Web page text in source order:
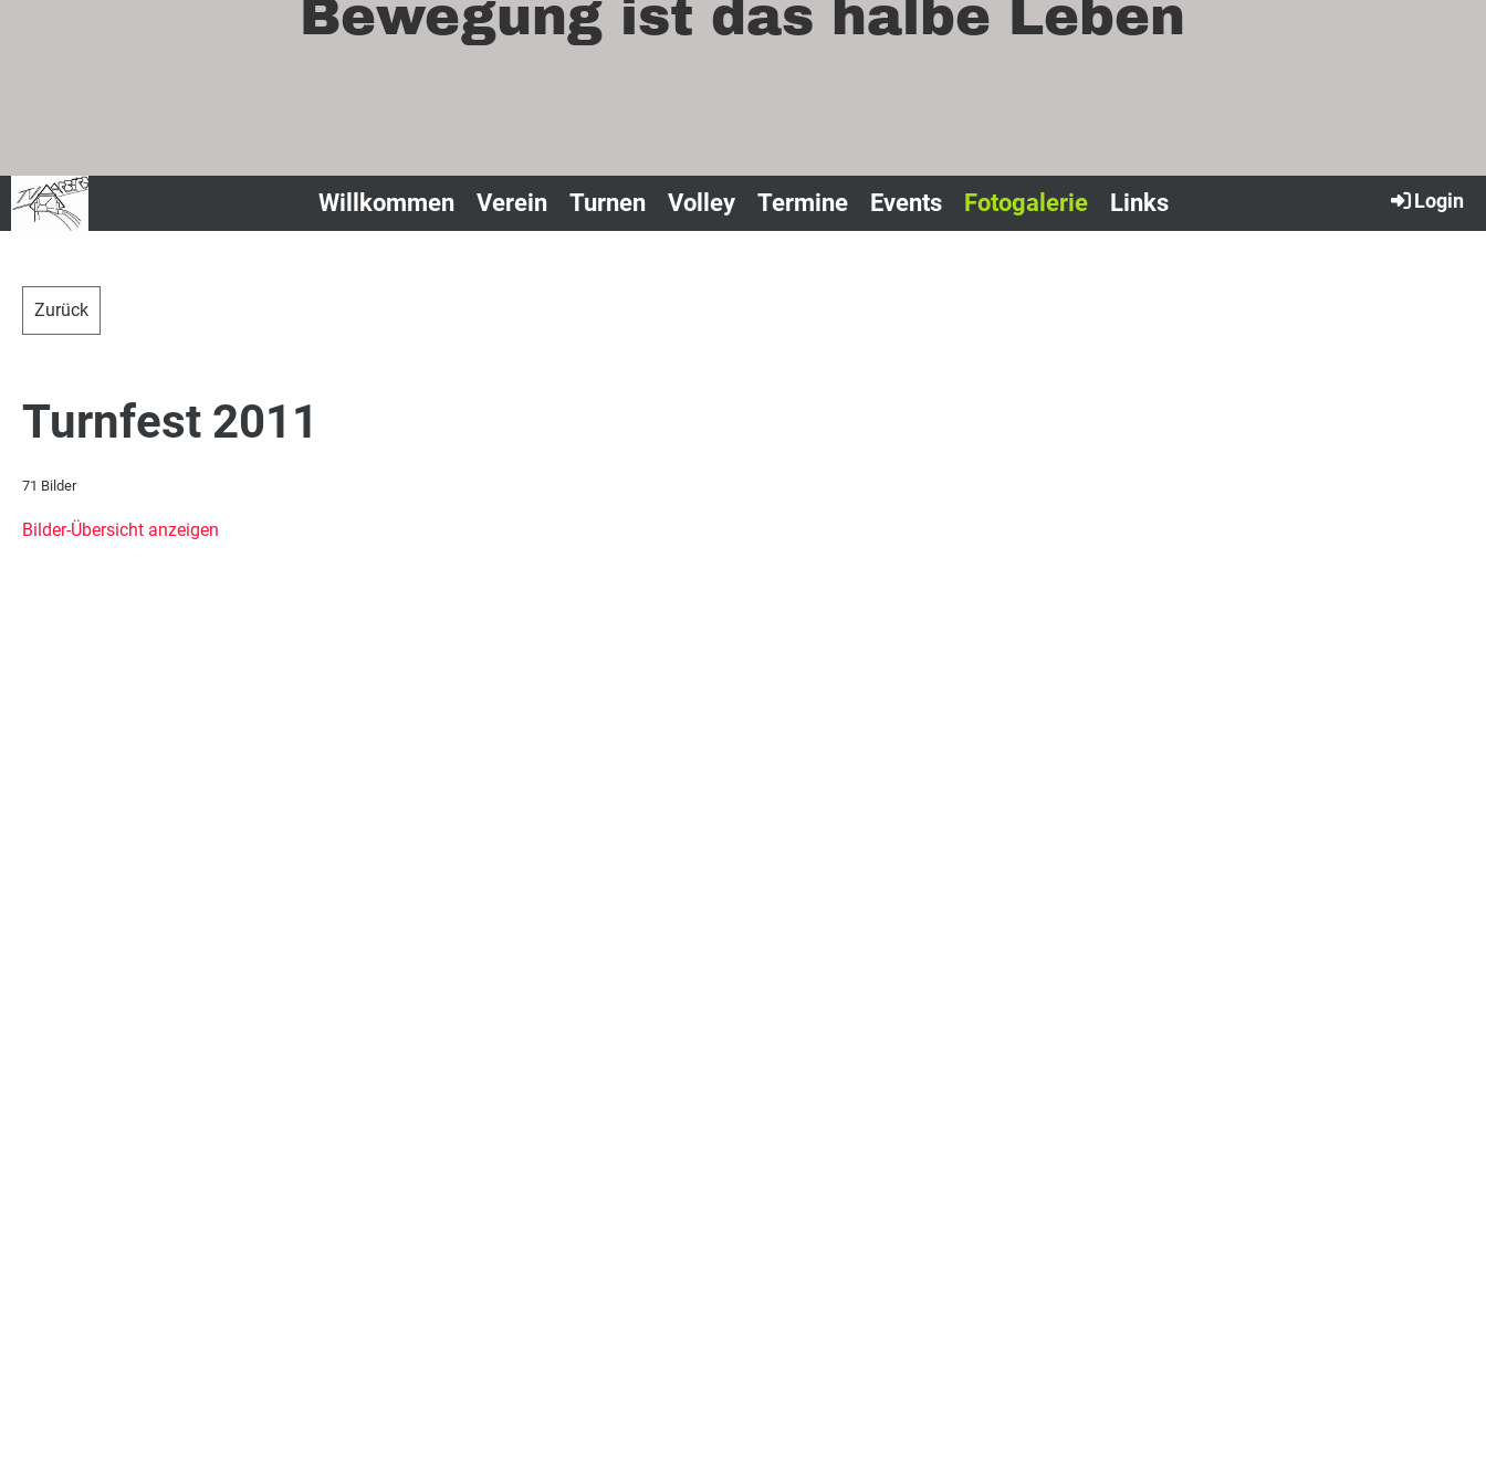
Bewegung ist das halbe Leben
Willkommen Verein Turnen Volley Termine Events Fotogalerie Links Login
Zurück
Turnfest 2011
71 Bilder
Bilder-Übersicht anzeigen